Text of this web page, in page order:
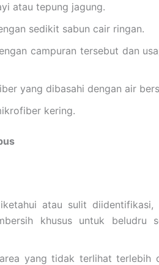
atau tepung jagung.
sedikit sabun cair ringan.
campuran tersebut dan
yang dibasahi dengan air
kering.
atau sulit diidentifikasi,
khusus untuk beludru
yang tidak terlihat terlebih